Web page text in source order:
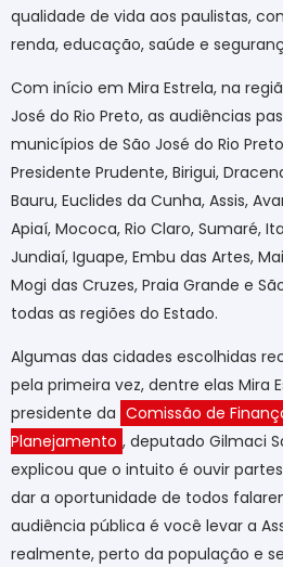
qualidade de vida aos paulistas,
renda, educação, saúde e
Com início em Mira Estrela, na
José do Rio Preto, as audiências
municípios de São José do Rio
Presidente Prudente, Birigui,
Bauru, Euclides da Cunha, Assis,
Apiaí, Mococa, Rio Claro, Sumaré,
Jundiaí, Iguape, Embu das Artes,
Mogi das Cruzes, Praia Grande e
todas as regiões do Estado.
Algumas das cidades escolhidas
pela primeira vez, dentre elas Mira
presidente da Comissão de
Planejamento , deputado Gilmaci
explicou que o intuito é ouvir
dar a oportunidade de todos
audiência pública é você levar a
realmente, perto da população e